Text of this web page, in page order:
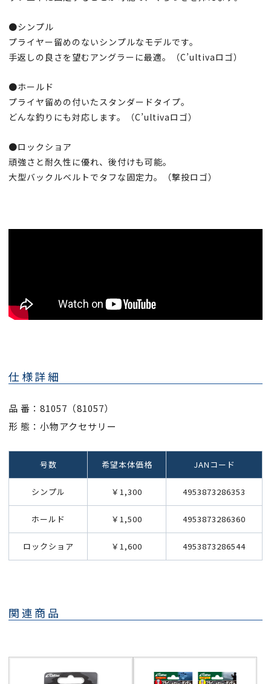
●シンプル
プライヤー留めのないシンプルなモデルです。
手返しの良さを望むアングラーに最適。（C’ultivaロゴ）
●ホールド
プライヤ留めの付いたスタンダードタイプ。
どんな釣りにも対応します。（C’ultivaロゴ）
●ロックショア
頑強さと耐久性に優れ、後付けも可能。
大型バックルベルトでタフな固定力。（撃投ロゴ）
仕様詳細
品 番：81057（81057）
形 態：小物アクセサリー
号数 希望本体価格 JANコード
シンプル ￥1,300 4953873286353
ホールド ￥1,500 4953873286360
ロックショア ￥1,600 4953873286544
関連商品